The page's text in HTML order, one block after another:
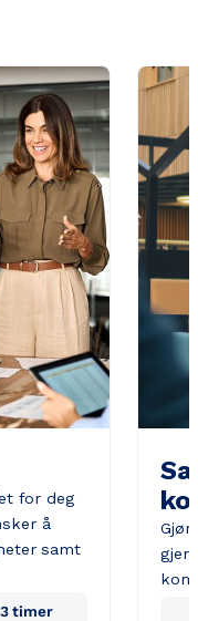
for deg
å
samt
timer
Gjør